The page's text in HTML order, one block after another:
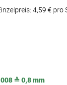
4,59 € pro
008 ≙ 0,8 mm